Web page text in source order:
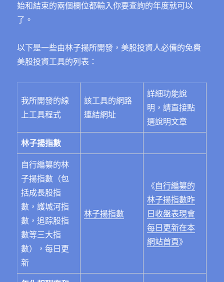
始和結束的兩個欄位都輸入你要查詢的年度就可以
了。
以下是一些由林子揚所開發，美股投資人必備的免費
美股投資工具的列表：
我所開發的線
上工具程式
該工具的網路
連結網址
詳細功能說
明，請直接點
選說明文章
林子揚指數
自行編纂的林
子揚指數（包
括成長股指
數，護城河指
數，追踪股指
數等三大指
數），每日更
新
林子揚指數
《自行編纂的
林子揚指數昨
日收盤表現會
每日更新在本
網站首頁》